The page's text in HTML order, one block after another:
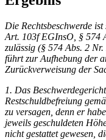
Die Rechtsbeschwerde
Art. 103f EGInsO, § 574
zulässig (§ 574 Abs. 2
führt zur Aufhebung der
Zurückverweisung der
1. Das
Restschuldbefreiung
zu versagen, denn er
jeweils geschuldeten
nicht gestattet gewesen,